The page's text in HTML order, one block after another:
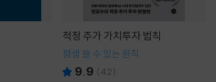
적정 주가 가치투자 법칙
평생 쓸 수 있는 원칙
9.9 (42)